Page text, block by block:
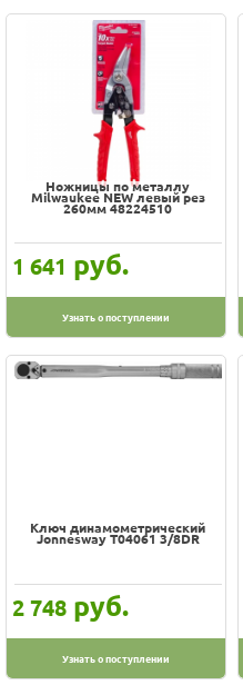
Ножницы по металлу
Milwaukee NEW левый рез
260мм 48224510
1 641 руб.
Узнать о поступлении
Ключ динамометрический
Jonnesway T04061 3/8DR
2 748 руб.
Узнать о поступлении